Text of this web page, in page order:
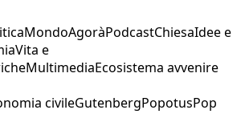
MondoAgoràPodcastChiesaIdee e
Vita e
MultimediaEcosistema avvenire
civileGutenbergPopotusPop